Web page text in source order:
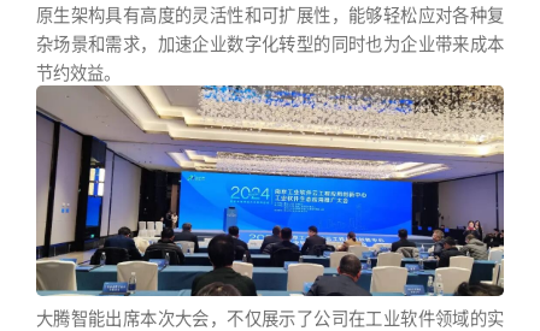
原生架构具有高度的灵活性和可扩展性，能够轻松应对各种复
杂场景和需求，加速企业数字化转型的同时也为企业带来成本
节约效益。
大腾智能出席本次大会，不仅展示了公司在工业软件领域的实